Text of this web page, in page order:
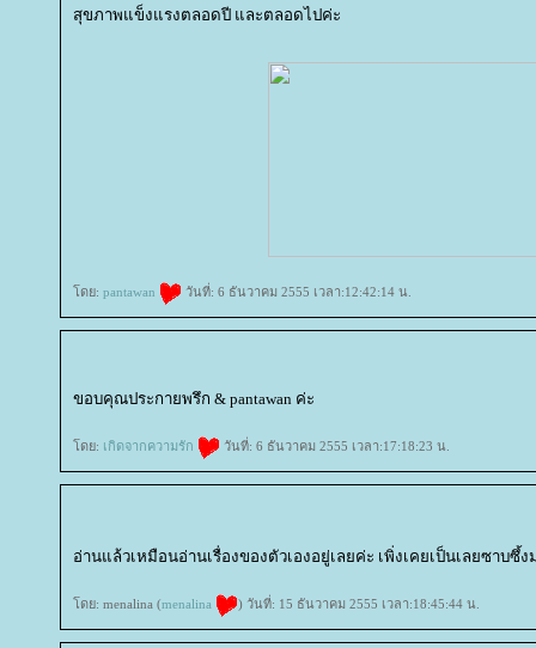
สุขภาพแข็งแรงตลอดปี และตลอดไปค่ะ
ดย: pantawan วันที่: 6 ธันวาคม 2555 เวลา:12:42:14 น.
ขอบคุณประกายพรึก & pantawan ค่ะ
ดย: เกิดจากความรัก วันที่: 6 ธันวาคม 2555 เวลา:17:18:23 น.
อ่านแล้วเหมือนอ่านเรื่องของตัวเองอยู่เลยค่ะ เพิ่งเคยเป็นเลยซาบ
ดย: menalina (menalina ) วันที่: 15 ธันวาคม 2555 เวลา:18:45:44 น.